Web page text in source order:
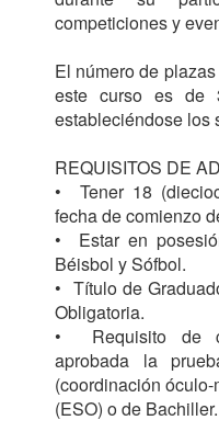
competiciones y
El número de
este curso es de
estableciéndose los
REQUISITOS DE
•  Tener 18
fecha de comienzo
•  Estar en
Béisbol y Sófbol.
•  Título de
Obligatoria.
•  Requisito de
aprobada la
(coordinación
(ESO) o de Bachiller.